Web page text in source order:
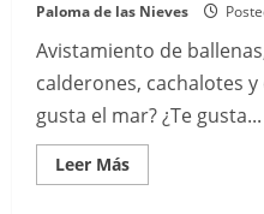
Paloma de las Nieves
Avistamiento de
calderones, cachalotes
gusta el mar? ¿Te gusta...
Leer MásRead
more